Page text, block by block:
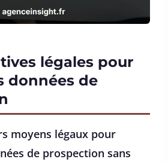
légales pour
données de
moyens légaux pour
de prospection sans